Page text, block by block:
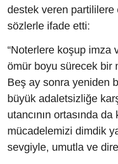
destek veren
sözlerle ifade etti:
“Noterlere koşup imza
ömür boyu sürecek bir
Beş ay sonra yeniden
büyük adaletsizliğe
utancının ortasında da
mücadelemizi dimdik
sevgiyle, umutla ve